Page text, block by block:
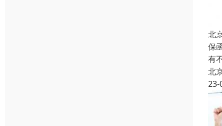
北
保
有
北
23-